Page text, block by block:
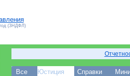
(3НДФЛ)
Все Юстиция Справки